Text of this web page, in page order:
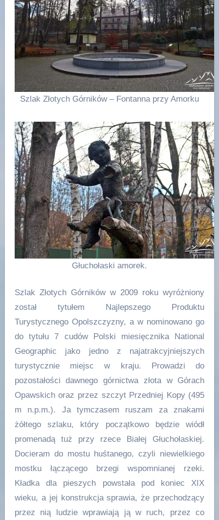
Szlak Złotych Górników – Fontanna przy Amorku
Głuchołaski amorek.
Szlak Złotych Górników w 2009 roku wyróżniony
został tytułem Najlepszego Produktu
Turystycznego Opolszczyzny, a w nominowano go
do tytułu 7 cudów Polski miesięcznika National
Geographic jako jedno z najatrakcyjniejszych
turystycznie miejsc w kraju. Prowadzi do
pozostałości dawnego górnictwa złota w Górach
Opawskich oraz przez szczyt Przedniej Kopy (495
m n.p.m.). Ja tymczasem ruszam za znakami
żółtego szlaku, który początkowo będzie wiódł
promenadą tuż przy rzece Białej Głuchołaskiej.
Docieram do mostu huśtanego, czyli niewielkiego
mostku łączącego brzegi wspomnianej rzeki.
Kładka dla pieszych powstała pod koniec XIX
wieku, a jej konstrukcja sprawia, że przechodzący
przez nią ludzie wprawiają ją w ruch, przez co